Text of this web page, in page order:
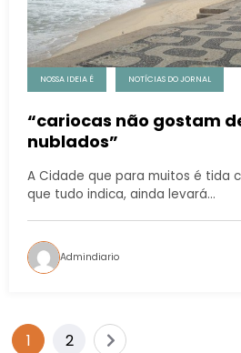
NOSSA IDEIA É NOTÍCIAS DO JORNAL
“cariocas não gostam
nublados”
A Cidade que para muitos é tida
que tudo indica, ainda levará…
Admindiario
1 2